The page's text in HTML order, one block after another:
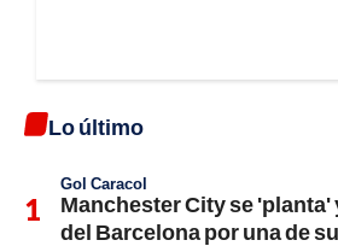
Lo último
Gol Caracol
Manchester City se 'planta'
del Barcelona por una de